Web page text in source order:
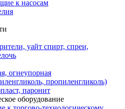
к насосам
уайт спирт, спреи,
огнеупорная
пропиленгликоль)
паронит
оборудование